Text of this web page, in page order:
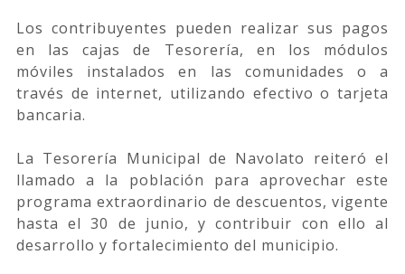
Los contribuyentes pueden realizar sus pagos
en las cajas de Tesorería, en los módulos
móviles instalados en las comunidades o a
través de internet, utilizando efectivo o tarjeta
bancaria.
La Tesorería Municipal de Navolato reiteró el
llamado a la población para aprovechar este
programa extraordinario de descuentos, vigente
hasta el 30 de junio, y contribuir con ello al
desarrollo y fortalecimiento del municipio.